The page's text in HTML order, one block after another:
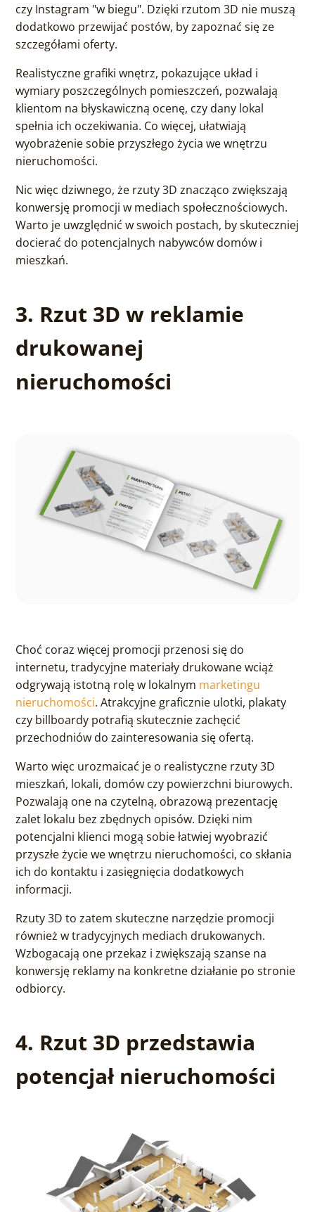
czy Instagram "w biegu". Dzięki rzutom 3D nie muszą
dodatkowo przewijać postów, by zapoznać się ze
szczegółami oferty.
Realistyczne grafiki wnętrz, pokazujące układ i
wymiary poszczególnych pomieszczeń, pozwalają
klientom na błyskawiczną ocenę, czy dany lokal
spełnia ich oczekiwania. Co więcej, ułatwiają
wyobrażenie sobie przyszłego życia we wnętrzu
nieruchomości.
Nic więc dziwnego, że rzuty 3D znacząco zwiększają
konwersję promocji w mediach społecznościowych.
Warto je uwzględnić w swoich postach, by skuteczniej
docierać do potencjalnych nabywców domów i
mieszkań.
3. Rzut 3D w reklamie
drukowanej
nieruchomości
Choć coraz więcej promocji przenosi się do
internetu, tradycyjne materiały drukowane wciąż
odgrywają istotną rolę w lokalnym marketingu
nieruchomości. Atrakcyjne graficznie ulotki, plakaty
czy billboardy potrafią skutecznie zachęcić
przechodniów do zainteresowania się ofertą.
Warto więc urozmaicać je o realistyczne rzuty 3D
mieszkań, lokali, domów czy powierzchni biurowych.
Pozwalają one na czytelną, obrazową prezentację
zalet lokalu bez zbędnych opisów. Dzięki nim
potencjalni klienci mogą sobie łatwiej wyobrazić
przyszłe życie we wnętrzu nieruchomości, co skłania
ich do kontaktu i zasięgnięcia dodatkowych
informacji.
Rzuty 3D to zatem skuteczne narzędzie promocji
również w tradycyjnych mediach drukowanych.
Wzbogacają one przekaz i zwiększają szanse na
konwersję reklamy na konkretne działanie po stronie
odbiorcy.
4. Rzut 3D przedstawia
potencjał nieruchomości